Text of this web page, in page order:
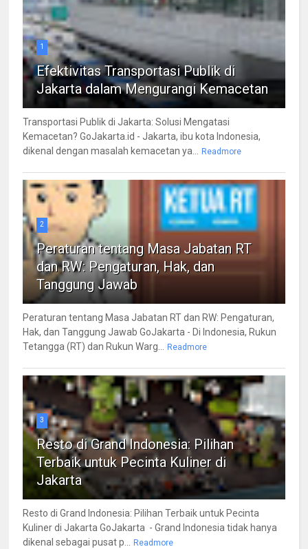
1
Efektivitas Transportasi Publik di
Jakarta dalam Mengurangi Kemacetan
Transportasi Publik di Jakarta: Solusi Mengatasi
Kemacetan? GoJakarta.id - Jakarta, ibu kota Indonesia,
dikenal dengan masalah kemacetan ya... Readmore
2
Peraturan tentang Masa Jabatan RT
dan RW: Pengaturan, Hak, dan
Tanggung Jawab
Peraturan tentang Masa Jabatan RT dan RW: Pengaturan,
Hak, dan Tanggung Jawab GoJakarta - Di Indonesia, Rukun
Tetangga (RT) dan Rukun Warg... Readmore
3
Resto di Grand Indonesia: Pilihan
Terbaik untuk Pecinta Kuliner di
Jakarta
Resto di Grand Indonesia: Pilihan Terbaik untuk Pecinta
Kuliner di Jakarta GoJakarta - Grand Indonesia tidak hanya
dikenal sebagai pusat p... Readmore